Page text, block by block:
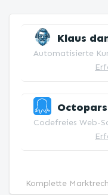
Klaus
Automatisierte
Codefreies Web-
Komplette